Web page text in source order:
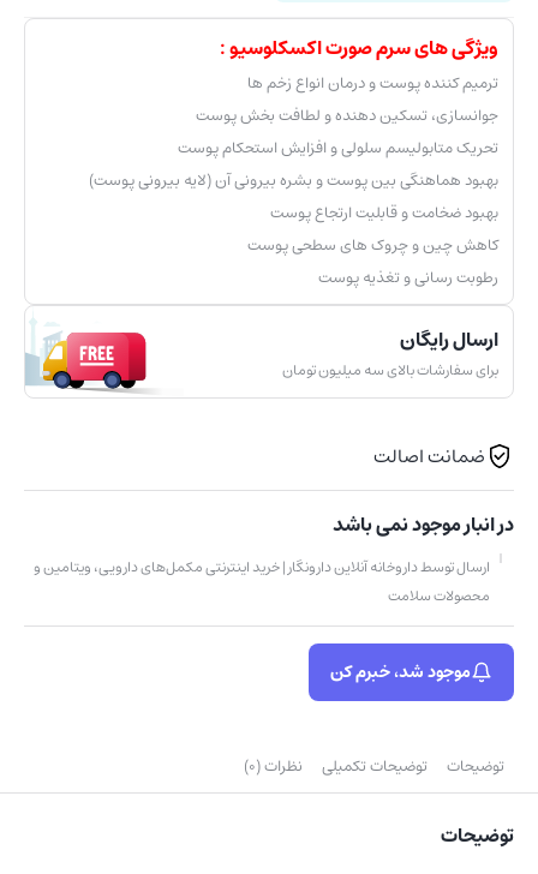
ویژگی های سرم صورت اکسکلوسیو :
ترمیم کننده پوست و درمان انواع زخم ها
جوانسازی، تسکین دهنده و لطافت بخش پوست
تحریک متابولیسم سلولی و افزایش استحکام پوست
بهبود هماهنگی بین پوست و بشره بیرونی آن (لایه بیرونی پوست)
بهبود ضخامت و قابلیت ارتجاع پوست
کاهش چین و چروک های سطحی پوست
رطوبت رسانی و تغذیه پوست
ارسال رایگان
برای سفارشات بالای سه میلیون تومان
ضمانت اصالت
در انبار موجود نمی باشد
ارسال توسط داروخانه آنلاین دارونگار | خرید اینترنتی مکمل‌های دارویی، ویتامین و
محصولات سلامت
موجود شد، خبرم کن
توضیحات توضیحات تکمیلی نظرات (0)
توضیحات